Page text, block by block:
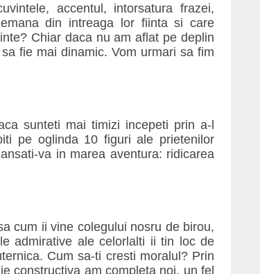
accentul, intorsatura frazei,
din intreaga lor fiinta si care
Chiar daca nu am aflat pe deplin
fie mai dinamic. Vom urmari sa fim
sunteti mai timizi incepeti prin a-l
pe oglinda 10 figuri ale prietenilor
va in marea aventura: ridicarea
cum ii vine colegului nosru de birou,
admirative ale celorlalti ii tin loc de
Cum sa-ti cresti moralul? Prin
constructiva am completa noi, un fel